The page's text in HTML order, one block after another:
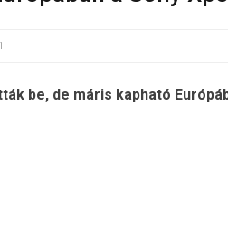
be, de máris kapható